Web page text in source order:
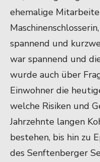
ehemalige
spannend und
war spannend und
wurde auch über
Einwohner die
welche Risiken und
Jahrzehnte langen
bestehen, bis hin zu
des Senftenberger